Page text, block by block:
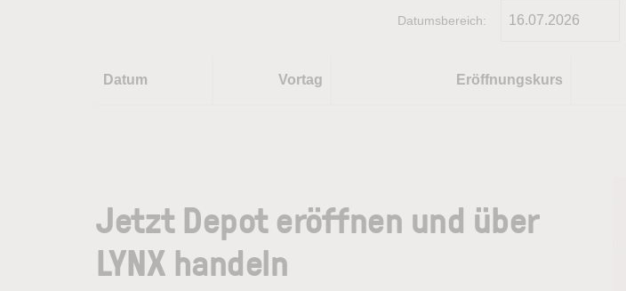
Datumsbereich:
Datum Vortag Eröffnungskurs
Jetzt Depot eröffnen und über
LYNX handeln